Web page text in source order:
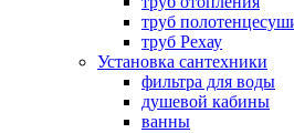
труб
труб Рехау
Установка сантехники
фильтра для воды
душевой кабины
ванны